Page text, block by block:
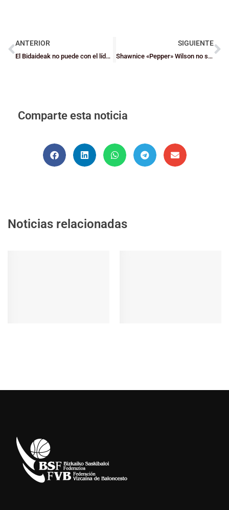
ANTERIOR
El Bidaideak no puede con el líder Fundosa Once
SIGUIENTE
Shawnice «Pepper» Wilson no seguirá en el Bizkaia GDKO
Comparte esta noticia
Noticias relacionadas